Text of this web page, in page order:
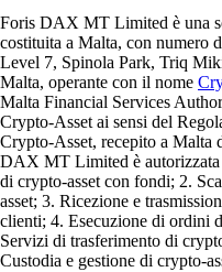
Foris DAX MT Limited è una
costituita a Malta, con numero
Level 7, Spinola Park, Triq
Malta, operante con il nome
Malta Financial Services
Crypto-Asset ai sensi del
Crypto-Asset, recepito a Malta
DAX MT Limited è autorizzata
di crypto-asset con fondi; 2.
asset; 3. Ricezione e
clienti; 4. Esecuzione di ordini
Servizi di trasferimento di
Custodia e gestione di crypto-